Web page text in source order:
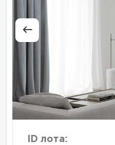
ID лота: